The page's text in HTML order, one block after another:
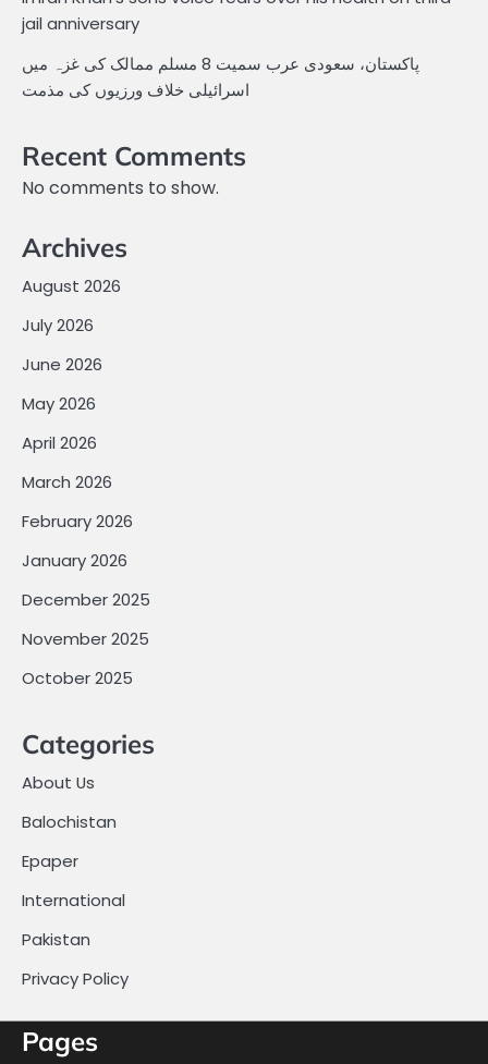
jail anniversary
پاکستان، سعودی عرب سمیت 8 مسلم ممالک کی غزہ میں
اسرائیلی خلاف ورزیوں کی مذمت
Recent Comments
No comments to show.
Archives
August 2026
July 2026
June 2026
May 2026
April 2026
March 2026
February 2026
January 2026
December 2025
November 2025
October 2025
Categories
About Us
Balochistan
Epaper
International
Pakistan
Privacy Policy
Pages